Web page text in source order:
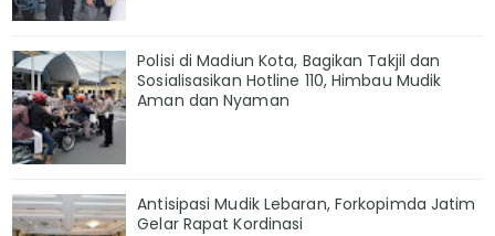
Polisi di Madiun Kota, Bagikan Takjil dan
Sosialisasikan Hotline 110, Himbau Mudik
Aman dan Nyaman
Antisipasi Mudik Lebaran, Forkopimda Jatim
Gelar Rapat Kordinasi